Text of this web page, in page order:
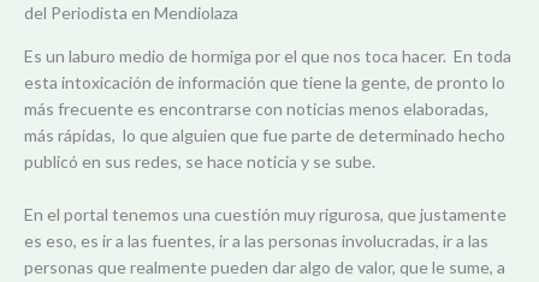
del Periodista en Mendiolaza
Es un laburo medio de hormiga por el que nos toca hacer. En toda
esta intoxicación de información que tiene la gente, de pronto lo
más frecuente es encontrarse con noticias menos elaboradas,
más rápidas, lo que alguien que fue parte de determinado hecho
publicó en sus redes, se hace noticia y se sube.
En el portal tenemos una cuestión muy rigurosa, que justamente
es eso, es ir a las fuentes, ir a las personas involucradas, ir a las
personas que realmente pueden dar algo de valor, que le sume, a